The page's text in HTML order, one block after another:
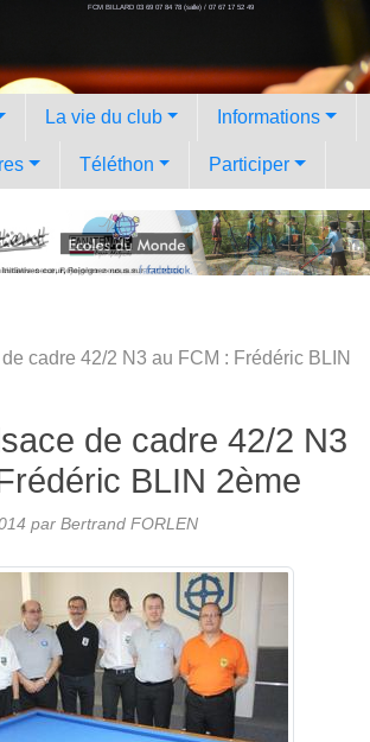
FCM BILLARD 03 69 07 84 78 (salle) / 07 67 17 52 49
La vie du club Informations
Téléthon Participer
cadre 42/2 N3 au FCM : Frédéric BLIN
de cadre 42/2 N3
BLIN 2ème
par Bertrand FORLEN
des cookies